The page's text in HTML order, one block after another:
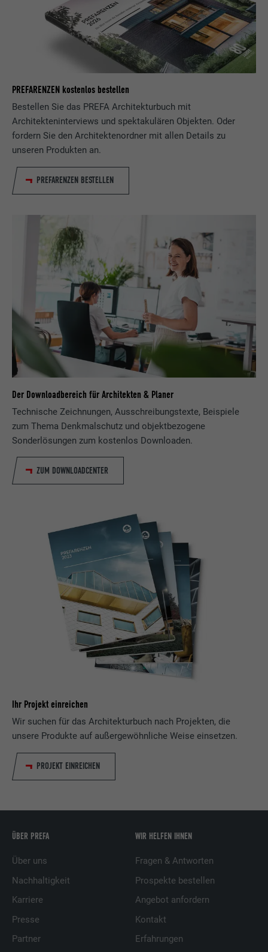
PREFARENZEN kostenlos bestellen
Bestellen Sie das PREFA Architekturbuch mit
Architekteninterviews und spektakulären Objekten. Oder
fordern Sie den Architektenordner mit allen Details zu
unseren Produkten an.
PREFARENZEN BESTELLEN
Der Downloadbereich für Architekten & Planer
Technische Zeichnungen, Ausschreibungstexte, Beispiele
zum Thema Denkmalschutz und objektbezogene
Sonderlösungen zum kostenlos Downloaden.
ZUM DOWNLOADCENTER
Ihr Projekt einreichen
Wir suchen für das Architekturbuch nach Projekten, die
unsere Produkte auf außergewöhnliche Weise einsetzen.
PROJEKT EINREICHEN
ÜBER PREFA
Über uns
Nachhaltigkeit
Karriere
Presse
Partner
WIR HELFEN IHNEN
Fragen & Antworten
Prospekte bestellen
Angebot anfordern
Kontakt
Erfahrungen